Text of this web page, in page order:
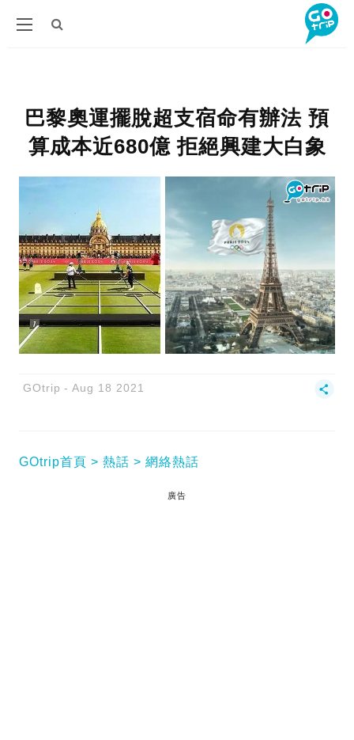
巴黎奧運擺脫超支宿命有辦法 預
算成本近680億 拒絕興建大白象
GOtrip Aug 18 2021
GOtrip首頁 熱話 網絡熱話
廣告